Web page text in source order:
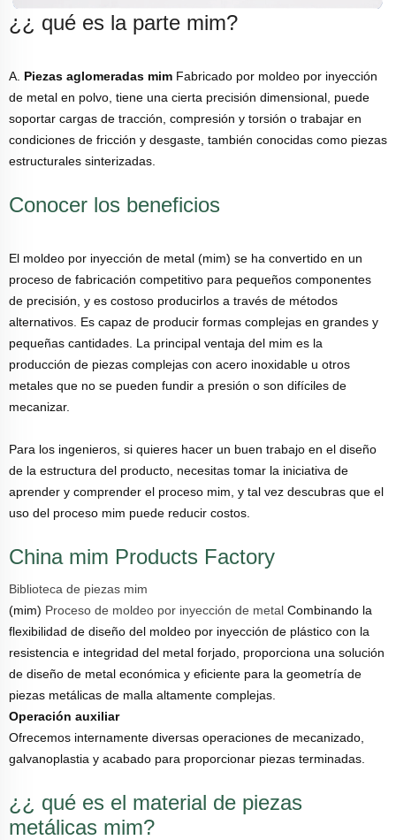
¿¿ qué es la parte mim?
A. Piezas aglomeradas mim Fabricado por moldeo por inyección
de metal en polvo, tiene una cierta precisión dimensional, puede
soportar cargas de tracción, compresión y torsión o trabajar en
condiciones de fricción y desgaste, también conocidas como piezas
estructurales sinterizadas.
Conocer los beneficios
El moldeo por inyección de metal (mim) se ha convertido en un
proceso de fabricación competitivo para pequeños componentes
de precisión, y es costoso producirlos a través de métodos
alternativos. Es capaz de producir formas complejas en grandes y
pequeñas cantidades. La principal ventaja del mim es la
producción de piezas complejas con acero inoxidable u otros
metales que no se pueden fundir a presión o son difíciles de
mecanizar.
Para los ingenieros, si quieres hacer un buen trabajo en el diseño
de la estructura del producto, necesitas tomar la iniciativa de
aprender y comprender el proceso mim, y tal vez descubras que el
uso del proceso mim puede reducir costos.
China mim Products Factory
Biblioteca de piezas mim
(mim) Proceso de moldeo por inyección de metal Combinando la
flexibilidad de diseño del moldeo por inyección de plástico con la
resistencia e integridad del metal forjado, proporciona una solución
de diseño de metal económica y eficiente para la geometría de
piezas metálicas de malla altamente complejas.
Operación auxiliar
Ofrecemos internamente diversas operaciones de mecanizado,
galvanoplastia y acabado para proporcionar piezas terminadas.
¿¿ qué es el material de piezas
metálicas mim?